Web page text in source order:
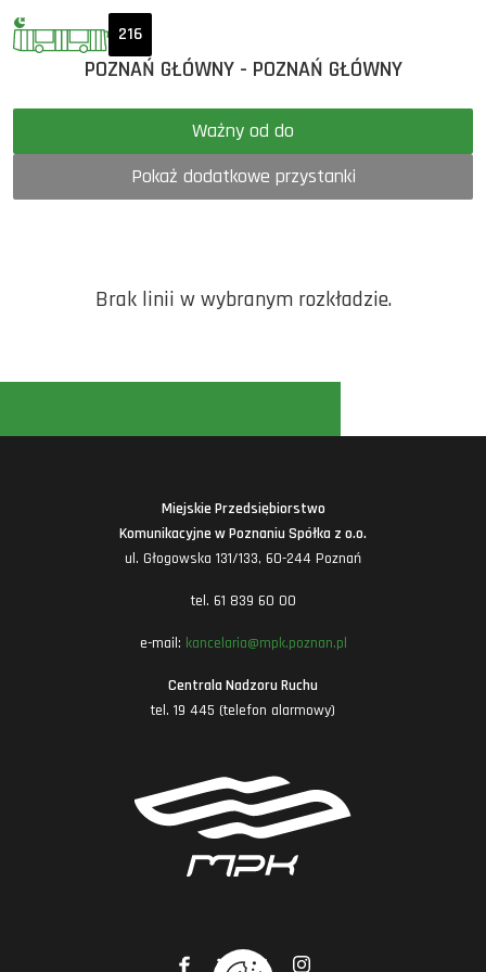
216
POZNAŃ GŁÓWNY - POZNAŃ GŁÓWNY
Ważny od do
Pokaż dodatkowe przystanki
Brak linii w wybranym rozkładzie.
Miejskie Przedsiębiorstwo
Komunikacyjne w Poznaniu Spółka z o.o.
ul. Głogowska 131/133, 60-244 Poznań
tel. 61 839 60 00
e-mail: kancelaria@mpk.poznan.pl
Centrala Nadzoru Ruchu
tel. 19 445 (telefon alarmowy)